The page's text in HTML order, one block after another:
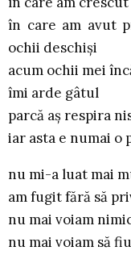
în care am avut
ochii deschişi
acum ochii mei
îmi arde gâtul
parcă aş respira
iar asta e numai o
nu mi-a luat mai
am fugit fără să
nu mai voiam
nu mai voiam să